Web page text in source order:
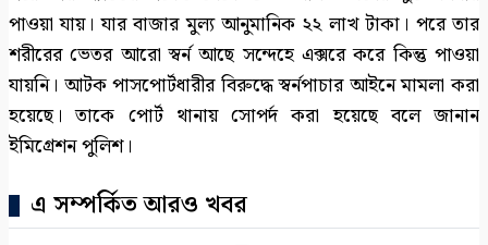
পাওয়া যায়। যার বাজার মুল্য আনুমানিক ২২ লাখ টাকা। পরে তার
শরীরের ভেতর আরো স্বর্ন আছে সন্দেহে এক্সরে করে কিন্তু পাওয়া
যায়নি। আটক পাসপোর্টধারীর বিরুদ্ধে স্বর্নপাচার আইনে মামলা করা
হয়েছে। তাকে পোর্ট থানায় সোপর্দ করা হয়েছে বলে জানান
ইমিগ্রেশন পুলিশ।
এ সম্পর্কিত আরও খবর